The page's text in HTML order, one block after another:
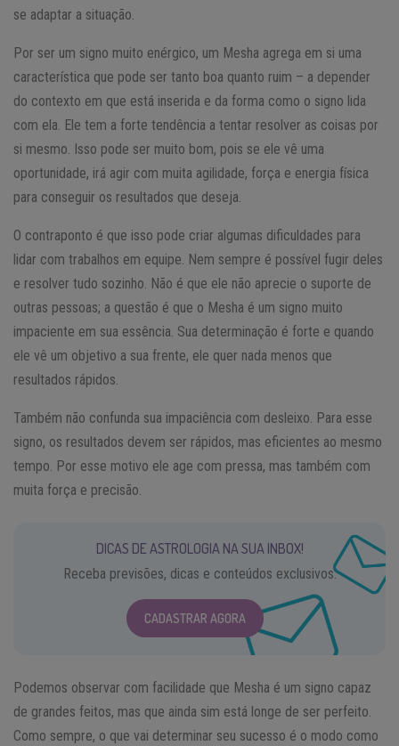
se adaptar a situação.
Por ser um signo muito enérgico, um Mesha agrega em si uma
característica que pode ser tanto boa quanto ruim – a depender
do contexto em que está inserida e da forma como o signo lida
com ela. Ele tem a forte tendência a tentar resolver as coisas por
si mesmo. Isso pode ser muito bom, pois se ele vê uma
oportunidade, irá agir com muita agilidade, força e energia física
para conseguir os resultados que deseja.
O contraponto é que isso pode criar algumas dificuldades para
lidar com trabalhos em equipe. Nem sempre é possível fugir deles
e resolver tudo sozinho. Não é que ele não aprecie o suporte de
outras pessoas; a questão é que o Mesha é um signo muito
impaciente em sua essência. Sua determinação é forte e quando
ele vê um objetivo a sua frente, ele quer nada menos que
resultados rápidos.
Também não confunda sua impaciência com desleixo. Para esse
signo, os resultados devem ser rápidos, mas eficientes ao mesmo
tempo. Por esse motivo ele age com pressa, mas também com
muita força e precisão.
DICAS DE ASTROLOGIA NA SUA INBOX!
Receba previsões, dicas e conteúdos exclusivos.
CADASTRAR AGORA
Podemos observar com facilidade que Mesha é um signo capaz
de grandes feitos, mas que ainda sim está longe de ser perfeito.
Como sempre, o que vai determinar seu sucesso é o modo como